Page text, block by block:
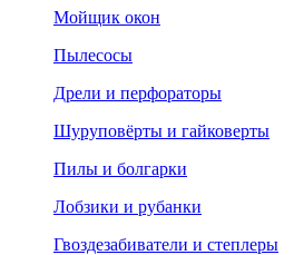
Мойщик окон
Пылесосы
Дрели и перфораторы
Шуруповёрты и гайковерты
Пилы и болгарки
Лобзики и рубанки
Гвоздезабиватели и степлеры